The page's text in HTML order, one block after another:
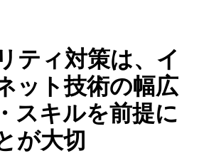
ティ対策は、イ
ット技術の幅広
スキルを前提に
が大切